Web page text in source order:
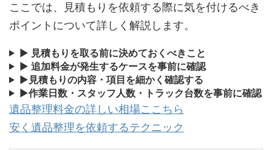
ここでは、見積もりを依頼する際に気を付けるべき
ポイントについて詳しく解説します。
▶ 見積もりを取る前に決めておくべきこと
▶ 追加料金が発生するケースを事前に確認
▶ 見積もりの内容・項目を細かく確認する
▶作業日数・スタッフ人数・トラック台数を事前に確認
遺品整理料金の詳しい相場ここちら
安く遺品整理を依頼するテクニック